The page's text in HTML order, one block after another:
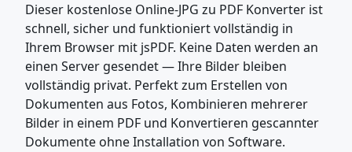
Dieser kostenlose Online-JPG zu PDF Konverter ist
schnell, sicher und funktioniert vollständig in
Ihrem Browser mit jsPDF. Keine Daten werden an
einen Server gesendet — Ihre Bilder bleiben
vollständig privat. Perfekt zum Erstellen von
Dokumenten aus Fotos, Kombinieren mehrerer
Bilder in einem PDF und Konvertieren gescannter
Dokumente ohne Installation von Software.